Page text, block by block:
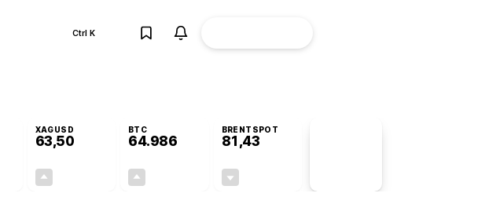
Ctrl K
XAGUSD
63,50
BTC
64.986
BRENTSPOT
81,43